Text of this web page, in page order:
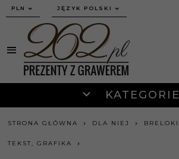
currency_h
PLN JĘZYK POLSKI
KATEGORIE
STRONA GŁÓWNA DLA NIEJ BRELOKI
TEKST, GRAFIKA